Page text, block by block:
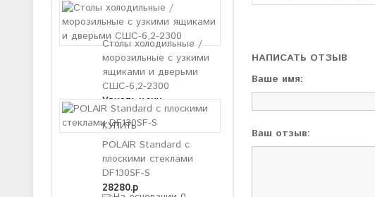
Столы холодильные /
морозильные с узкими
ящиками и дверьми
СШС-6,2-2300
Узнать цену
POLAIR Standard с
плоскими стеклами
DF130SF-S
28280.р
НАПИСАТЬ ОТЗЫВ
Ваше имя:
Ваш отзыв: